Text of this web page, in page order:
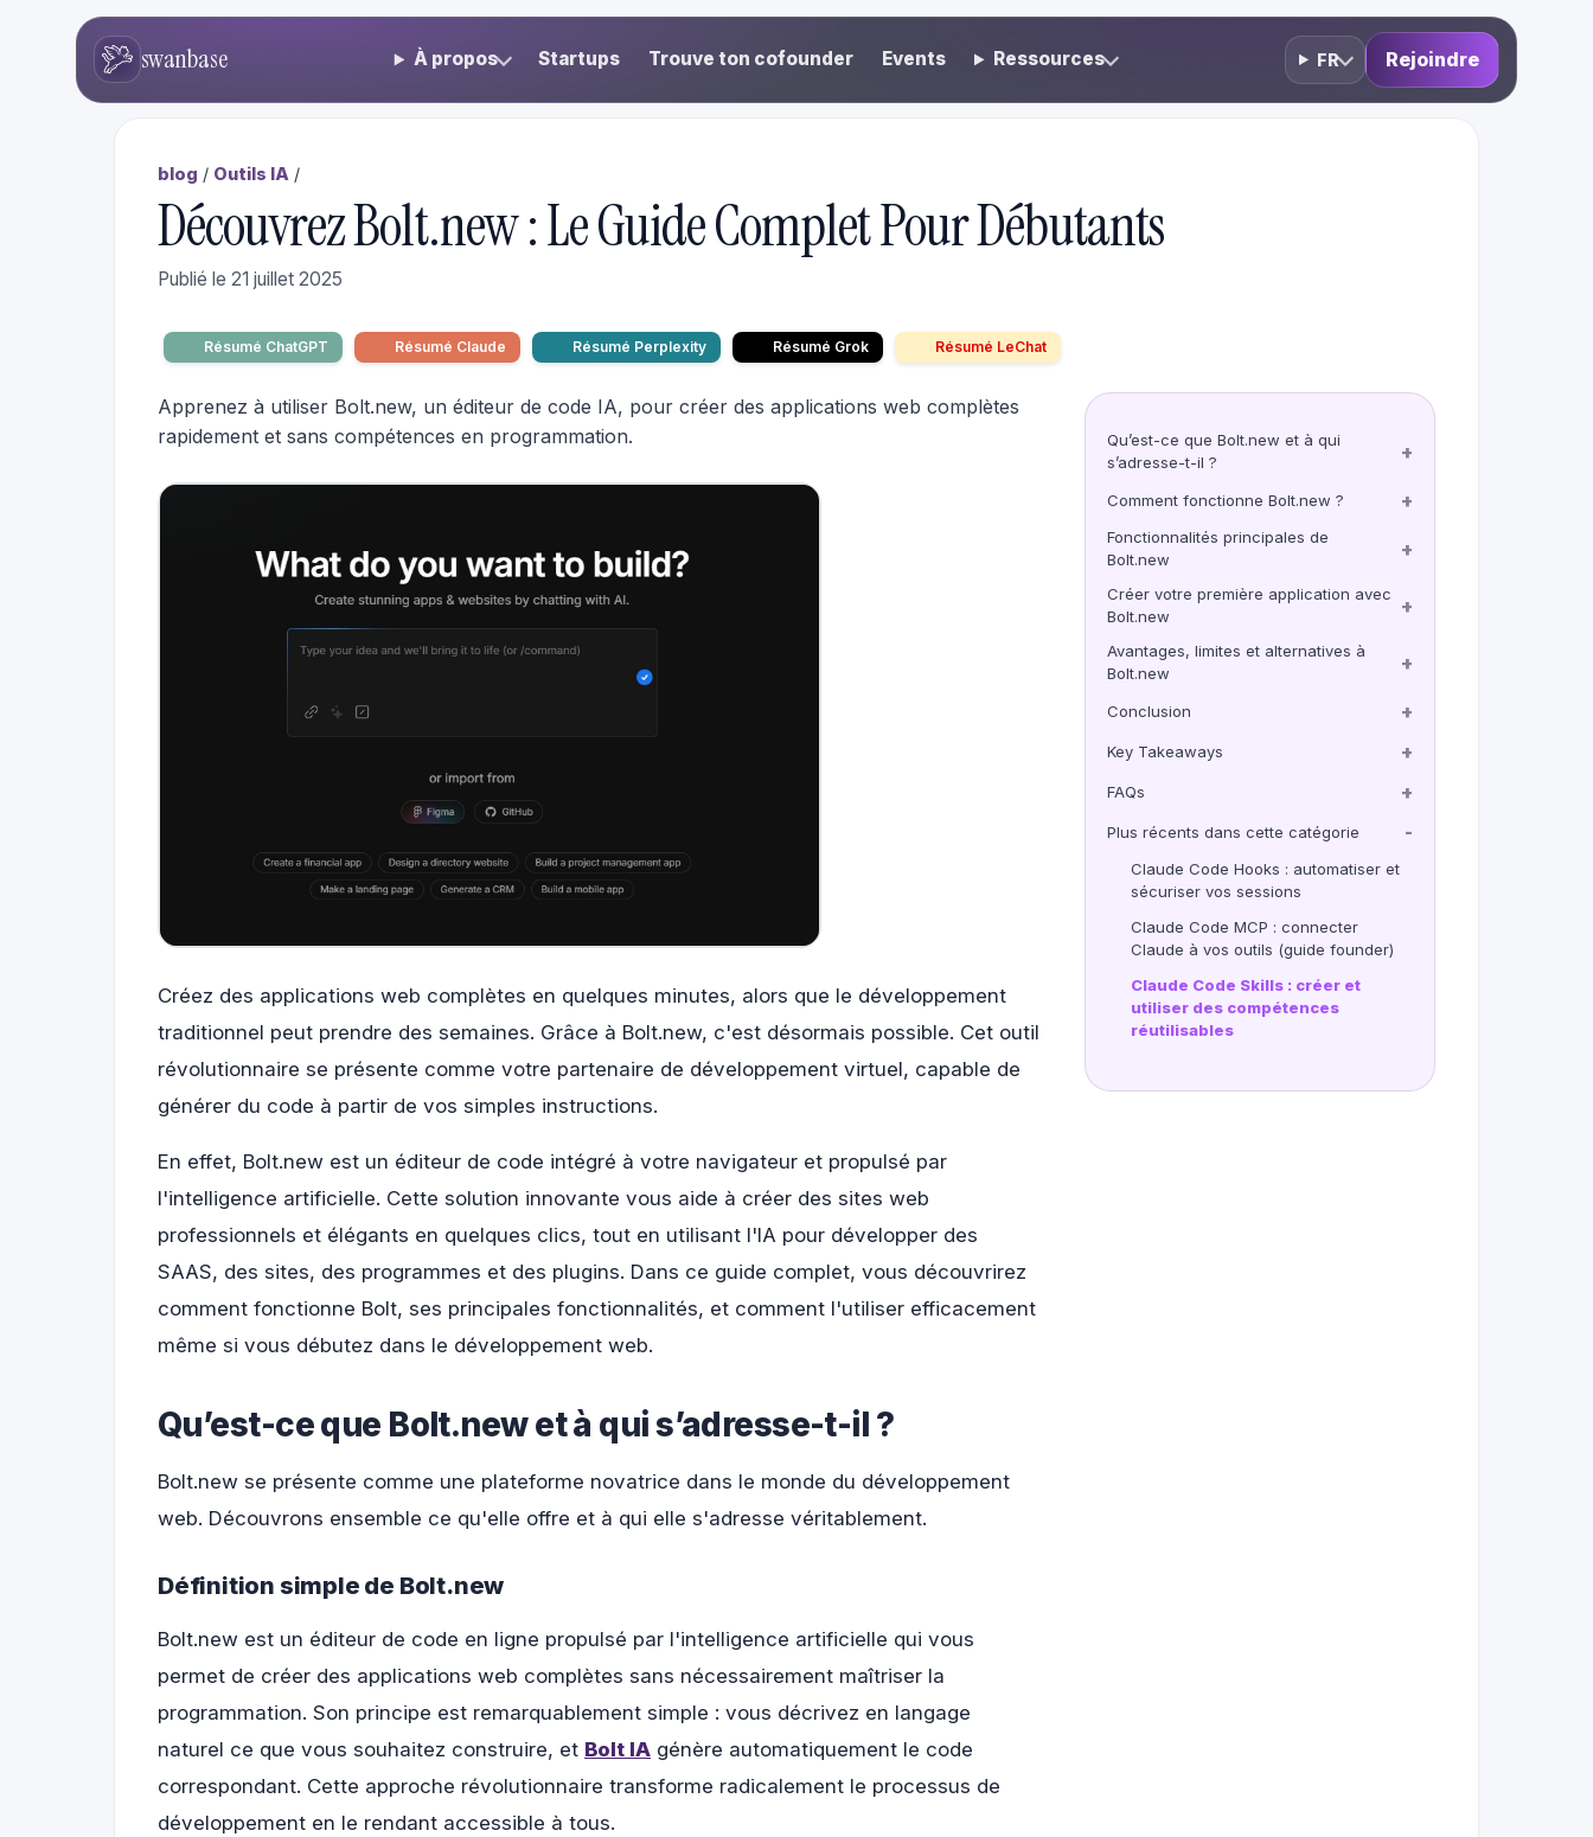
swanbase À propos Startups Trouve ton cofounder Events Ressources FR Rejoindre
blog / Outils IA /
Découvrez Bolt.new : Le Guide Complet Pour Débutants
Publié le 21 juillet 2025
Résumé ChatGPT Résumé Claude Résumé Perplexity Résumé Grok Résumé LeChat
Apprenez à utiliser Bolt.new, un éditeur de code IA, pour créer des applications web complètes
rapidement et sans compétences en programmation.
Créez des applications web complètes en quelques minutes, alors que le développement
traditionnel peut prendre des semaines. Grâce à Bolt.new, c'est désormais possible. Cet outil
révolutionnaire se présente comme votre partenaire de développement virtuel, capable de
générer du code à partir de vos simples instructions.
En effet, Bolt.new est un éditeur de code intégré à votre navigateur et propulsé par
l'intelligence artificielle. Cette solution innovante vous aide à créer des sites web
professionnels et élégants en quelques clics, tout en utilisant l'IA pour développer des
SAAS, des sites, des programmes et des plugins. Dans ce guide complet, vous découvrirez
comment fonctionne Bolt, ses principales fonctionnalités, et comment l'utiliser efficacement
même si vous débutez dans le développement web.
Qu’est-ce que Bolt.new et à qui s’adresse-t-il ?
Bolt.new se présente comme une plateforme novatrice dans le monde du développement
web. Découvrons ensemble ce qu'elle offre et à qui elle s'adresse véritablement.
Définition simple de Bolt.new
Bolt.new est un éditeur de code en ligne propulsé par l'intelligence artificielle qui vous
permet de créer des applications web complètes sans nécessairement maîtriser la
programmation. Son principe est remarquablement simple : vous décrivez en langage
naturel ce que vous souhaitez construire, et Bolt IA génère automatiquement le code
correspondant. Cette approche révolutionnaire transforme radicalement le processus de
développement en le rendant accessible à tous.
Qu’est-ce que Bolt.new et à qui
s’adresse-t-il ?
+
Comment fonctionne Bolt.new ? +
Fonctionnalités principales de
Bolt.new
+
Créer votre première application avec
Bolt.new
+
Avantages, limites et alternatives à
Bolt.new
+
Conclusion +
Key Takeaways +
FAQs +
Plus récents dans cette catégorie -
Claude Code Hooks : automatiser et
sécuriser vos sessions
Claude Code MCP : connecter
Claude à vos outils (guide founder)
Claude Code Skills : créer et
utiliser des compétences
réutilisables